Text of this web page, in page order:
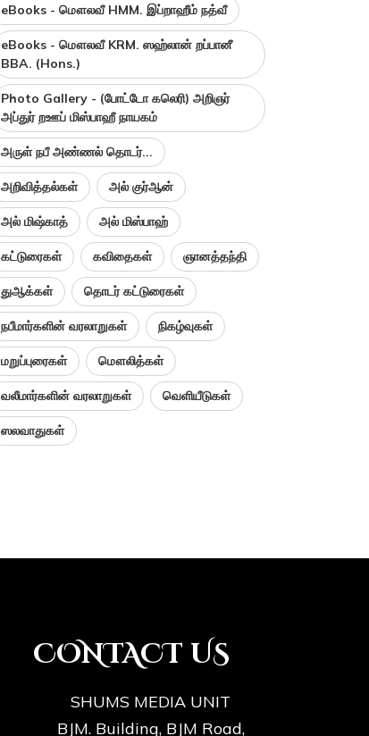
eBooks - மௌலவீ HMM. இப்றாஹீம் நத்வீ
eBooks - மௌலவீ KRM. ஸஹ்லான் றப்பானீ
BBA. (Hons.)
Photo Gallery - (போட்டோ கலெரி) அறிஞர்
அப்துர் றஊப் மிஸ்பாஹீ நாயகம்
அருள் நபீ அண்ணல் தொடர்...
அறிவித்தல்கள் அல் குர்ஆன்
அல் மிஷ்காத் அல் மிஸ்பாஹ்
கட்டுரைகள் கவிதைகள் ஞானத்தந்தி
துஆக்கள் தொடர் கட்டுரைகள்
நபீமார்களின் வரலாறுகள் நிகழ்வுகள்
மறுப்புரைகள் மௌலித்கள்
வலீமார்களின் வரலாறுகள் வெளியீடுகள்
ஸலவாதுகள்
CONTACT US
SHUMS MEDIA UNIT
BJM. Building, BJM Road,